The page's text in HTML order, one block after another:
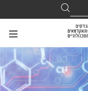
Search